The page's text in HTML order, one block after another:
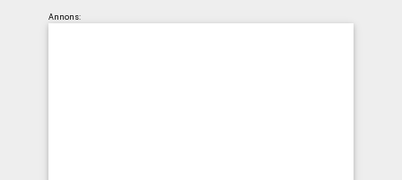
Annons: